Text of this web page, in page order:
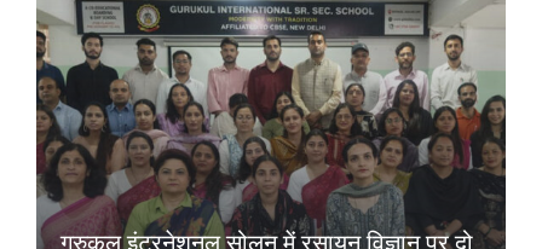
गुरुकुल इंटरनेशनल सोलन में रसायन विज्ञान पर दो